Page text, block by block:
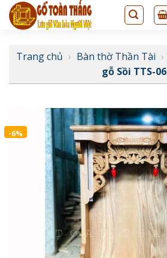
Bỏ
qua
dungTrang chủ › Bàn thờ Thần Tài ›
gỗ Sồi TTS-06
-6%